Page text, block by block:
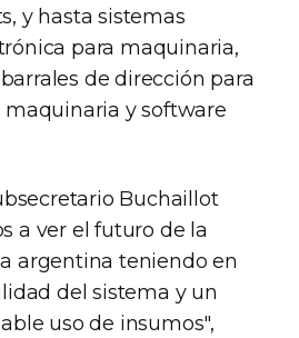
y hasta sistemas
para maquinaria,
de dirección para
y software
Buchaillot
a ver el futuro de la
argentina teniendo en
del sistema y un
uso de insumos",